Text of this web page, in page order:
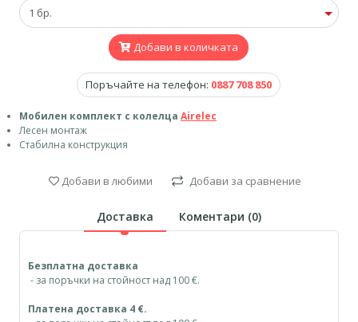
Добави в количката
Поръчайте на телефон: 0887 708 850
Мобилен комплект с колелца Airelec
Лесен монтаж
Стабилна конструкция
Добави в любими Добави за сравнение
Доставка Коментари (0)
Безплатна доставка
- за поръчки на стойност над 100 €.
Платена доставка 4 €.